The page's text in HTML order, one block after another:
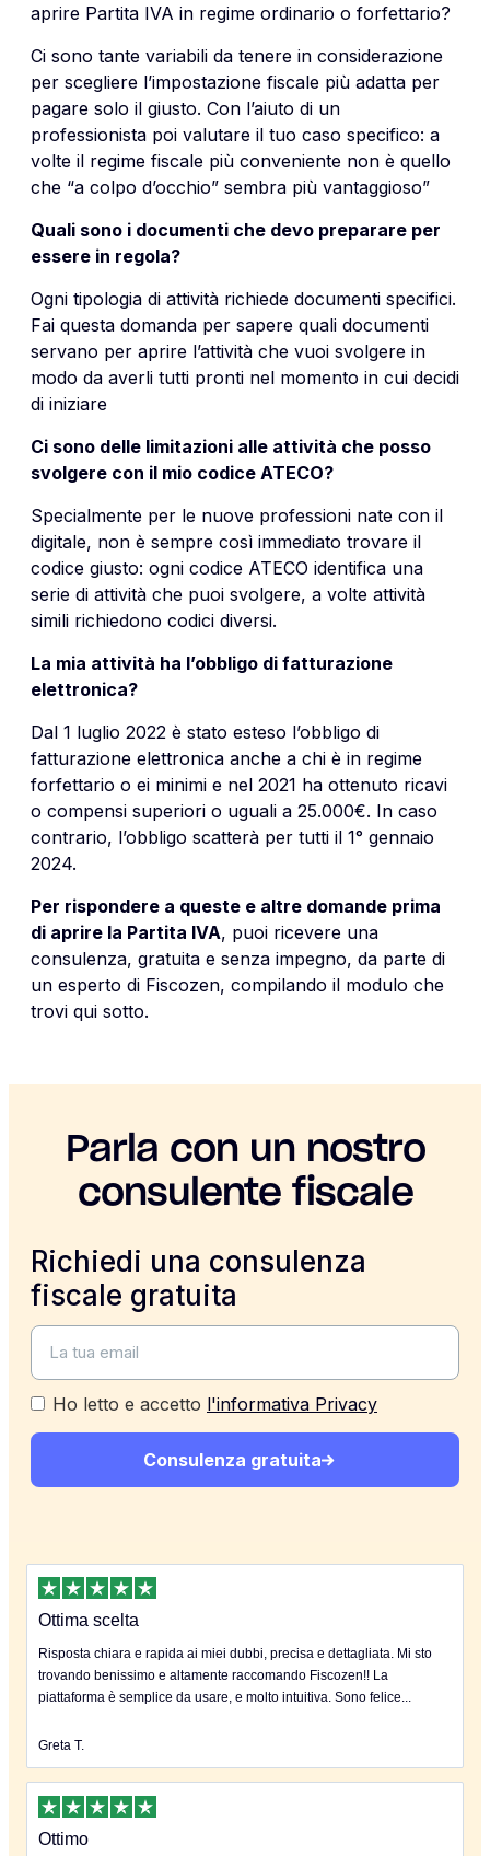
aprire Partita IVA in regime ordinario o forfettario?
Ci sono tante variabili da tenere in considerazione
per scegliere l’impostazione fiscale più adatta per
pagare solo il giusto. Con l’aiuto di un
professionista poi valutare il tuo caso specifico: a
volte il regime fiscale più conveniente non è quello
che “a colpo d’occhio” sembra più vantaggioso”
Quali sono i documenti che devo preparare per
essere in regola?
Ogni tipologia di attività richiede documenti specifici.
Fai questa domanda per sapere quali documenti
servano per aprire l’attività che vuoi svolgere in
modo da averli tutti pronti nel momento in cui decidi
di iniziare
Ci sono delle limitazioni alle attività che posso
svolgere con il mio codice ATECO?
Specialmente per le nuove professioni nate con il
digitale, non è sempre così immediato trovare il
codice giusto: ogni codice ATECO identifica una
serie di attività che puoi svolgere, a volte attività
simili richiedono codici diversi.
La mia attività ha l’obbligo di fatturazione
elettronica?
Dal 1 luglio 2022 è stato esteso l’obbligo di
fatturazione elettronica anche a chi è in regime
forfettario o ei minimi e nel 2021 ha ottenuto ricavi
o compensi superiori o uguali a 25.000€. In caso
contrario, l’obbligo scatterà per tutti il 1° gennaio
2024.
Per rispondere a queste e altre domande prima
di aprire la Partita IVA, puoi ricevere una
consulenza, gratuita e senza impegno, da parte di
un esperto di Fiscozen, compilando il modulo che
trovi qui sotto.
Parla con un nostro
consulente fiscale
Richiedi una consulenza
fiscale gratuita
Ho letto e accetto l'informativa Privacy
Consulenza gratuita
Ottima scelta
Risposta chiara e rapida ai miei dubbi, precisa e dettagliata. Mi sto
trovando benissimo e altamente raccomando Fiscozen!! La
piattaforma è semplice da usare, e molto intuitiva. Sono felice...
Greta T.
Ottimo